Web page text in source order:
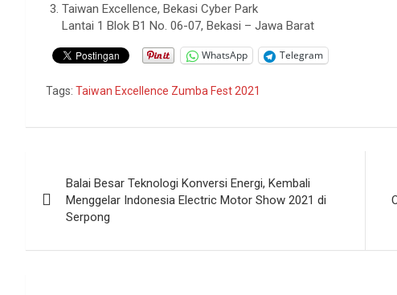
Taiwan Excellence, Bekasi Cyber Park
Lantai 1 Blok B1 No. 06-07, Bekasi – Jawa Barat
WhatsApp Telegram
Tags: Taiwan Excellence Zumba Fest 2021
pos
Balai Besar Teknologi Konversi Energi, Kembali
Menggelar Indonesia Electric Motor Show 2021 di
Serpong